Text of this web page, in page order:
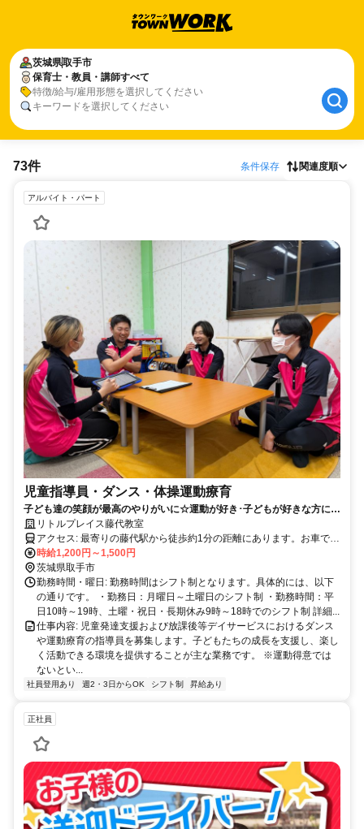
茨城県取手市
保育士・教員・講師すべて
特徴/給与/雇用形態を選択してください
キーワードを選択してください
73件 条件保存 関連度順
アルバイト・パート
児童指導員・ダンス・体操運動療育
子ども達の笑顔が最高のやりがいに☆運動が好き･子どもが好きな方にピ
ッタリの仕事です！
リトルプレイス藤代教室
アクセス: 最寄りの藤代駅から徒歩約1分の距離にあります。お車での
通勤も可能で、近隣に駐車場がございます。通勤の利便性が高い場所
に位置していますので、快適にご通勤いただけます。
時給1,200円～1,500円
茨城県取手市
勤務時間・曜日: 勤務時間はシフト制となります。具体的には、以下
の通りです。 ・勤務日：月曜日～土曜日のシフト制 ・勤務時間：平
日10時～19時、土曜・祝日・長期休み9時～18時でのシフト制 詳細...
仕事内容: 児童発達支援および放課後等デイサービスにおけるダンス
や運動療育の指導員を募集します。子どもたちの成長を支援し、楽し
く活動できる環境を提供することが主な業務です。 ※運動得意では
ないとい...
社員登用あり 週2・3日からOK シフト制 昇給あり
正社員